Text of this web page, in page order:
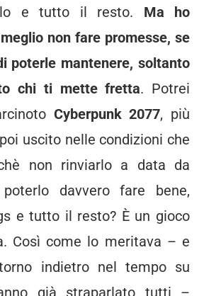
e tutto il resto. Ma ho
non fare promesse, se
poterle mantenere, soltanto
chi ti mette fretta. Potrei
Cyberpunk 2077, più
uscito nelle condizioni che
non rinviarlo a data da
davvero fare bene,
e tutto il resto? È un gioco
Così come lo meritava – e
indietro nel tempo su
già straparlato tutti –